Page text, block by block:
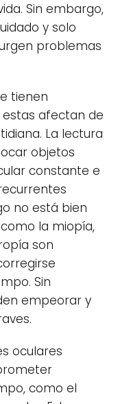
Sin embargo,
y solo
problemas
tienen
estas afectan de
La lectura
objetos
constante e
no está bien
la miopía,
son
Sin
empeorar y
oculares
como el